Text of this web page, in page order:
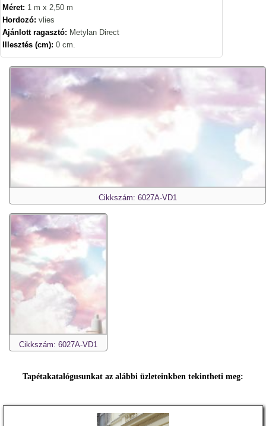
Méret: 1 m x 2,50 m
Hordozó: vlies
Ajánlott ragasztó: Metylan Direct
Illesztés (cm): 0 cm.
Cikkszám: 6027A-VD1
Cikkszám: 6027A-VD1
Tapétakatalógusunkat az alábbi üzleteinkben tekintheti meg: